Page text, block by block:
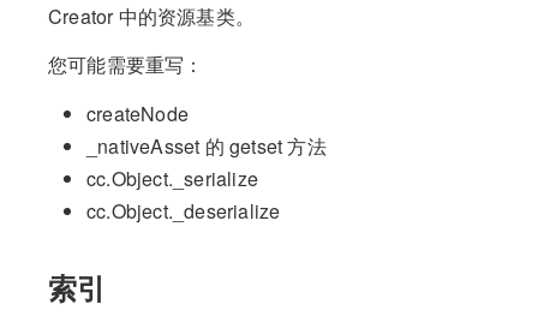
Creator 中的资源基类。
您可能需要重写：
createNode
_nativeAsset 的 getset 方法
cc.Object._serialize
cc.Object._deserialize
索引